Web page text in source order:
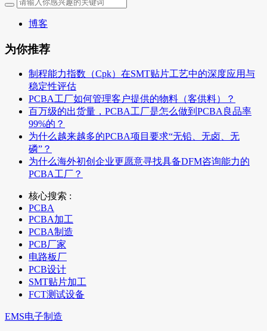
博客
为你推荐
制程能力指数（Cpk）在SMT贴片工艺中的深度应用与
稳定性评估
PCBA工厂如何管理客户提供的物料（客供料）？
百万级的出货量，PCBA工厂是怎么做到PCBA良品率
99%的？
为什么越来越多的PCBA项目要求“无铅、无卤、无
磷”？
为什么海外初创企业更愿意寻找具备DFM咨询能力的
PCBA工厂？
核心搜索 :
PCBA
PCBA加工
PCBA制造
PCB厂家
电路板厂
PCB设计
SMT贴片加工
FCT测试设备
EMS电子制造